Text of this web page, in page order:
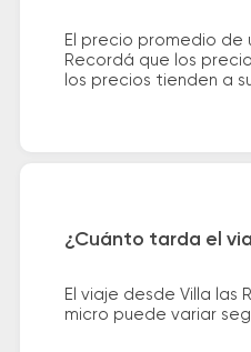
El precio promedio de
Recordá que los
los precios tienden a
¿Cuánto tarda el
El viaje desde Villa
micro puede variar